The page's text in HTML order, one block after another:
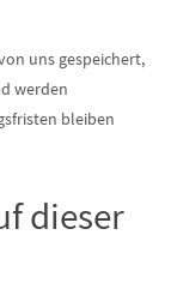
uns gespeichert,
werden
bleiben
dieser